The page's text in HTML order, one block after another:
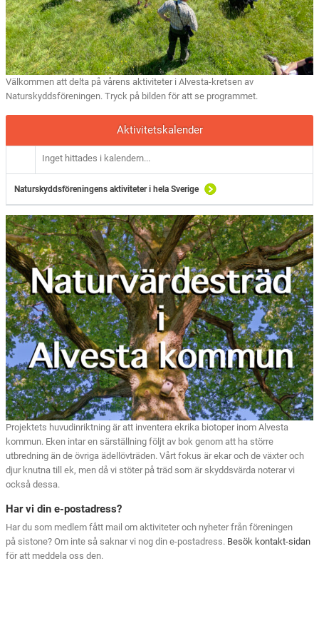
Välkommen att delta på vårens aktiviteter i Alvesta-kretsen av
Naturskyddsföreningen. Tryck på bilden för att se programmet.
Aktivitetskalender
Inget hittades i kalendern...
Naturskyddsföreningens aktiviteter i hela Sverige
Projektets huvudinriktning är att inventera ekrika biotoper inom Alvesta
kommun. Eken intar en särställning följt av bok genom att ha större
utbredning än de övriga ädellövträden. Vårt fokus är ekar och de växter och
djur knutna till ek, men då vi stöter på träd som är skyddsvärda noterar vi
också dessa.
Har vi din e-postadress?
Har du som medlem fått mail om aktiviteter och nyheter från föreningen
på sistone? Om inte så saknar vi nog din e-postadress. Besök kontakt-sidan
för att meddela oss den.